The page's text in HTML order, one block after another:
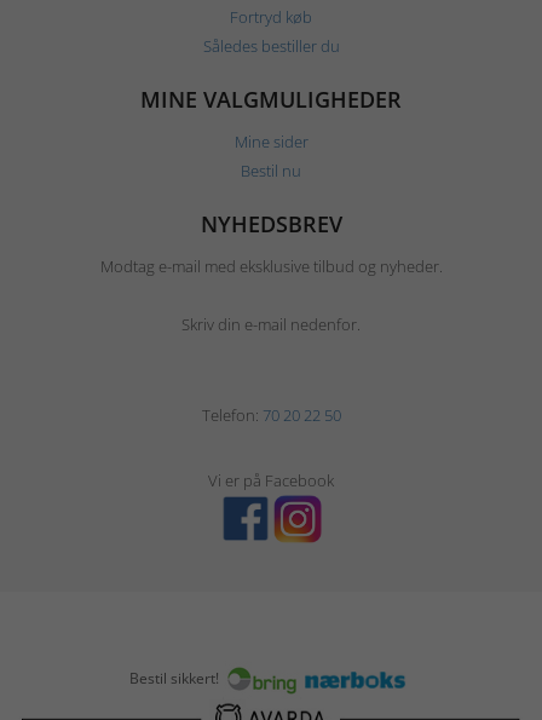
Fortryd køb
Således bestiller du
MINE VALGMULIGHEDER
Mine sider
Bestil nu
NYHEDSBREV
Modtag e-mail med eksklusive tilbud og nyheder.
Skriv din e-mail nedenfor.
Telefon: 70 20 22 50
Vi er på Facebook
Bestil sikkert!